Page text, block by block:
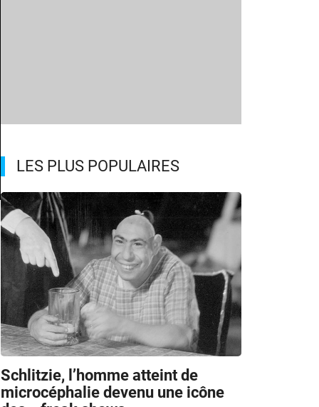
LES PLUS POPULAIRES
Schlitzie, l’homme atteint de
microcéphalie devenu une icône